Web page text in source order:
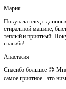
Мария
Покупала плед с
стиральной машине,
теплый и приятный.
спасибо!
Анастасия
Спасибо большое 😊 Мне
самое приятное - это